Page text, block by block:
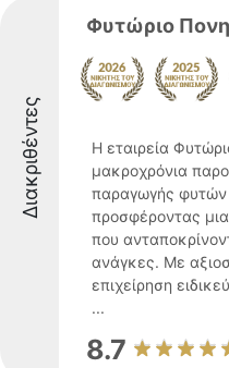
Διακριθέντες
Φυτώριο
Η εταιρεία
μακροχρόνια
παραγωγής φυτών
προσφέροντας
που
ανάγκες. Με
επιχείρηση
...
8.7